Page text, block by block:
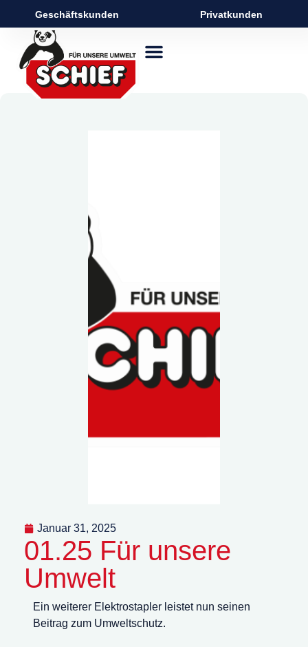
Geschäftskunden Privatkunden
Januar 31, 2025
01.25 Für unsere
Umwelt
Ein weiterer Elektrostapler leistet nun seinen
Beitrag zum Umweltschutz.